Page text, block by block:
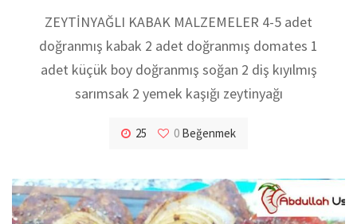
ZEYTİNYAĞLI KABAK MALZEMELER 4-5 adet
doğranmış kabak 2 adet doğranmış domates 1
adet küçük boy doğranmış soğan 2 diş kıyılmış
sarımsak 2 yemek kaşığı zeytinyağı
25 0 Beğenmek